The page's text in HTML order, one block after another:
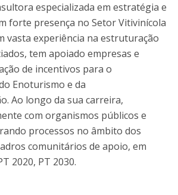
especializada em estratégia e
forte presença no Setor Vitivinícola
vasta experiência na estruturação
tem apoiado empresas e
de incentivos para o
Enoturismo e da
Ao longo da sua carreira,
com organismos públicos e
processos no âmbito dos
comunitários de apoio, em
2020, PT 2030.